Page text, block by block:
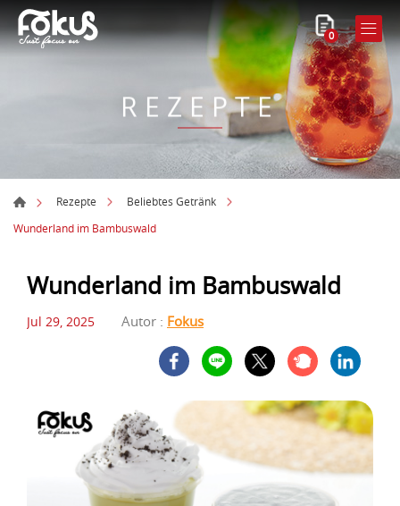
0
REZEPTE
Rezepte
Beliebtes Getränk
Wunderland im Bambuswald
Wunderland im Bambuswald
Jul 29, 2025 Autor : Fokus